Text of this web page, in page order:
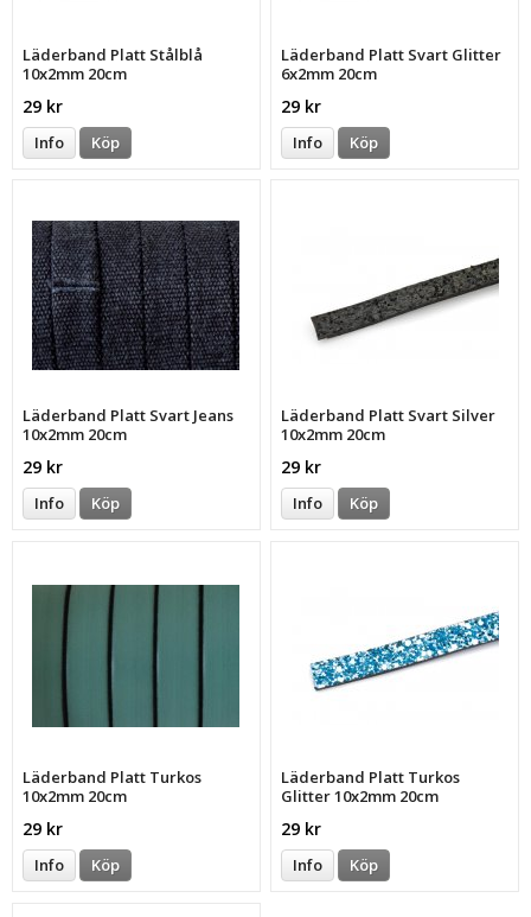
Läderband Platt Stålblå
10x2mm 20cm
29 kr
Info Köp
Läderband Platt Svart Glitter
6x2mm 20cm
29 kr
Info Köp
Läderband Platt Svart Jeans
10x2mm 20cm
29 kr
Info Köp
Läderband Platt Svart Silver
10x2mm 20cm
29 kr
Info Köp
Läderband Platt Turkos
10x2mm 20cm
29 kr
Info Köp
Läderband Platt Turkos
Glitter 10x2mm 20cm
29 kr
Info Köp